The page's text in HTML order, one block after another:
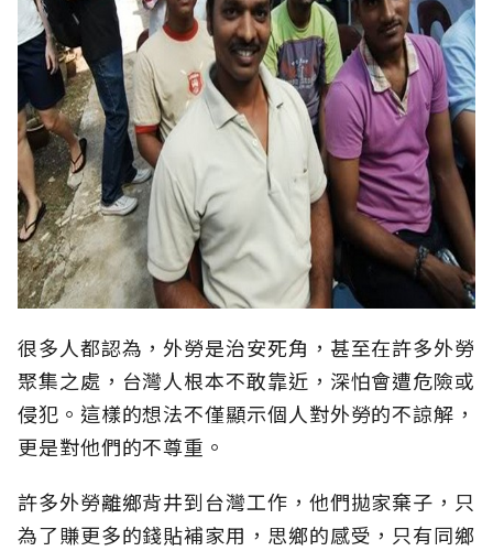
很多人都認為，外勞是治安死角，甚至在許多外勞
聚集之處，台灣人根本不敢靠近，深怕會遭危險或
侵犯。這樣的想法不僅顯示個人對外勞的不諒解，
更是對他們的不尊重。
許多外勞離鄉背井到台灣工作，他們拋家棄子，只
為了賺更多的錢貼補家用，思鄉的感受，只有同鄉